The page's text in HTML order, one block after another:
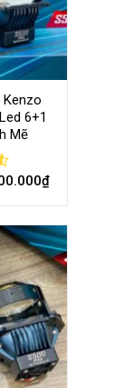
Kenzo
6+1
Mẽ
₫